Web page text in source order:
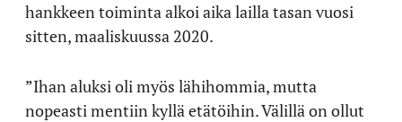
hankkeen toiminta alkoi aika lailla tasan vuosi
sitten, maaliskuussa 2020.
”Ihan aluksi oli myös lähihommia, mutta
nopeasti mentiin kyllä etätöihin. Välillä on ollut